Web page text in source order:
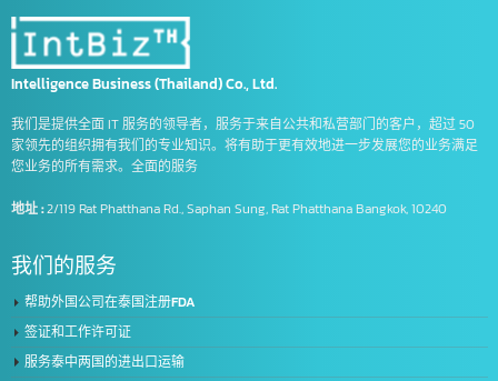
泰国人可以在中国开设公司吗
泰国的FDA有害物质注册 泰国的FDA注册
泰国的FDA编号?
淘宝 物流相关词汇 登记出口商品 符号 符号的好处
Intelligence Business (Thailand) Co., Ltd.